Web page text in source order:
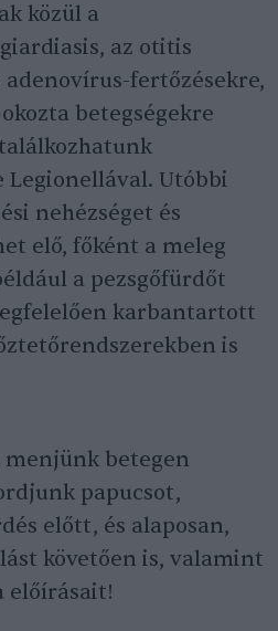
közül a
az otitis
fertőzésekre,
betegségekre
Utóbbi
nehézséget és
elő, főként a meleg
a pezsgőfürdőt
karbantartott
is
menjünk betegen
papucsot,
előtt, és alaposan,
követően is, valamint
előírásait!